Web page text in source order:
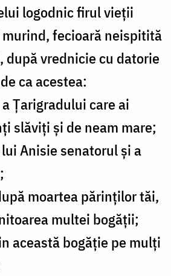
logodnic firul vieţii
fecioară neispitită
după vrednicie cu datorie
ca acestea:
Ţarigradului care ai
slăviţi şi de neam mare;
Anisie senatorul şi a
moartea părinţilor tăi,
multei bogăţii;
această bogăţie pe mulţi